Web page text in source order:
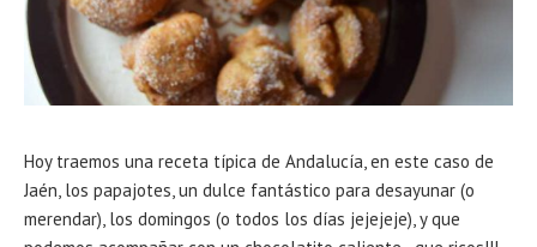
Hoy traemos una receta típica de Andalucía, en este caso de
Jaén, los papajotes, un dulce fantástico para desayunar (o
merendar), los domingos (o todos los días jejejeje), y que